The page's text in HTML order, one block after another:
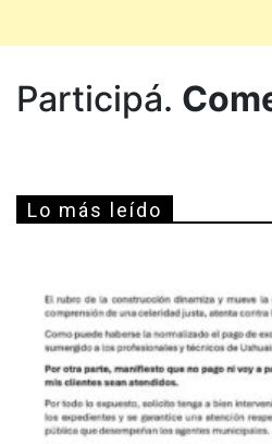
Participá.
Lo más leído